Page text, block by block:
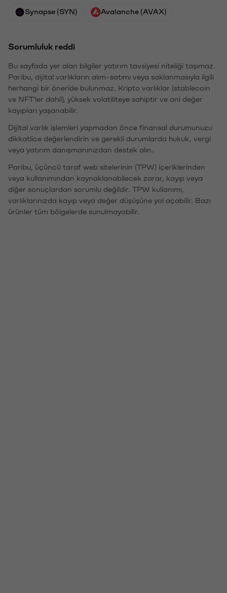
Synapse (SYN) Avalanche (AVAX)
Sorumluluk reddi
Bu sayfada yer alan bilgiler yatırım tavsiyesi niteliği taşımaz.
Paribu, dijital varlıkların alım-satımı veya saklanmasıyla ilgili
herhangi bir öneride bulunmaz. Kripto varlıklar (stablecoin
ve NFT'ler dahil), yüksek volatiliteye sahiptir ve ani değer
kayıpları yaşanabilir.
Dijital varlık işlemleri yapmadan önce finansal durumunuzu
dikkatlice değerlendirin ve gerekli durumlarda hukuk, vergi
veya yatırım danışmanınızdan destek alın.
Paribu, üçüncü taraf web sitelerinin (TPW) içeriklerinden
veya kullanımından kaynaklanabilecek zarar, kayıp veya
diğer sonuçlardan sorumlu değildir. TPW kullanımı,
varlıklarınızda kayıp veya değer düşüşüne yol açabilir. Bazı
ürünler tüm bölgelerde sunulmayabilir.